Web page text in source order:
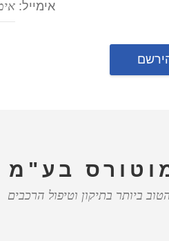
אימייל:
בע"מ
ביותר בתיקון וטיפול הרכבים